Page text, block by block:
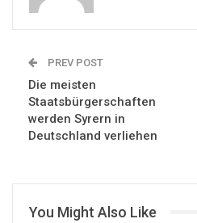
PREV POST
Die meisten
Staatsbürgerschaften
werden Syrern in
Deutschland verliehen
You Might Also Like